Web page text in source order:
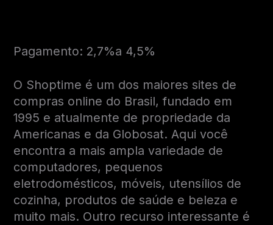
Pagamento: 2,7%a 4,5%
O Shoptime é um dos maiores sites de
compras online do Brasil, fundado em
1995 e atualmente de propriedade da
Americanas e da Globosat. Aqui você
encontra a mais ampla variedade de
computadores, pequenos
eletrodomésticos, móveis, utensílios de
cozinha, produtos de saúde e beleza e
muito mais. Outro recurso interessante é